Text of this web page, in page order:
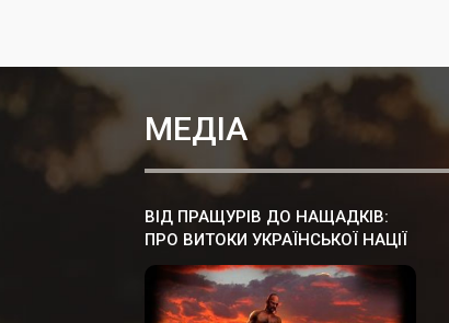
МЕДІА
ВІД ПРАЩУРІВ ДО НАЩАДКІВ:
ПРО ВИТОКИ УКРАЇНСЬКОЇ НАЦІЇ